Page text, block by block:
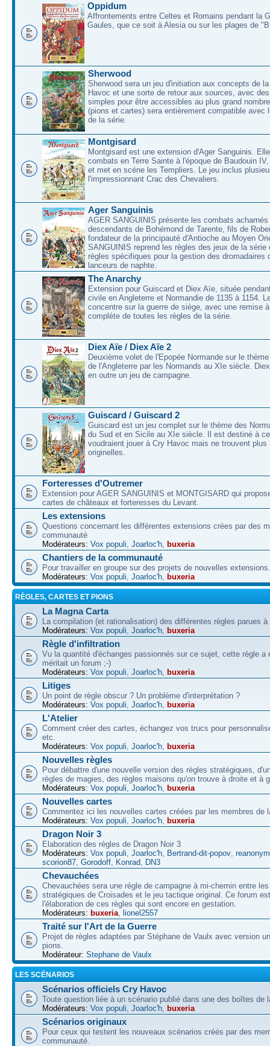
Oppidum
Affrontements entre Celtes et Romains pendant la
Gaules, que ce soit à Alesia ou sur les plages de
Sherwood
Sherwood sera un jeu d'initiation aux concepts de
Havoc et une sorte de retour aux sources, avec
simples pour être accessibles au plus grand
(pions et cartes) sera entièrement compatible avec
de la série.
Montgisard
Montgisard est une extension d'Ager Sanguinis.
combats en Terre Sainte à l'époque de Baudouin
et met en scéne les Templiers. Le jeu inclus
l'impressionnant Crac des Chevaliers.
Ager Sanguinis
AGER SANGUINIS présente les combats acharnés
descendants de Bohémond de Tarente, fils de
fondateur de la principauté d'Antioche au Moyen
SANGUINIS reprend les règles des jeux de la série
règles spécifiques pour la gestion des dromadaires
lanceurs de naphte.
The Anarchy
Extension pour Guiscard et Diex Aïe, située
civile en Angleterre et Normandie de 1135 à 1154.
concentre sur la guerre de siège, avec une remise
complète de toutes les règles de la série.
Diex Aïe / Diex Aïe 2
Deuxième volet de l'Epopée Normande sur le
de l'Angleterre par les Normands au XIe siècle.
en outre un jeu de campagne.
Guiscard / Guiscard 2
Guiscard est un jeu complet sur le thème des
du Sud et en Sicile au XIe siècle. Il est destiné à
voudraient jouer à Cry Havoc mais ne trouvent
originelles.
Forteresses d'Outremer
Extension pour AGER SANGUINIS et MONTGISARD qui
cartes de châteaux et forteresses du Levant.
Les extensions
Questions concernant les différentes extensions crées par des
communauté
Modérateurs: Vox populi, Joarloc'h, buxeria
Chantiers de la communauté
Pour travailler en groupe sur des projets de nouvelles extensions.
Modérateurs: Vox populi, Joarloc'h, buxeria
RÈGLES, CARTES ET PIONS
La Magna Carta
La compilation (et rationalisation) des différentes règles parues à
Modérateurs: Vox populi, Joarloc'h, buxeria
Règle d'infiltration
Vu la quantité d'échanges passionnés sur ce sujet, cette règle a
méritait un forum ;-)
Modérateurs: Vox populi, Joarloc'h, buxeria
Litiges
Un point de règle obscur ? Un problème d'interprétation ?
Modérateurs: Vox populi, Joarloc'h, buxeria
L'Atelier
Comment créer des cartes, échangez vos trucs pour
etc.
Modérateurs: Vox populi, Joarloc'h, buxeria
Nouvelles règles
Pour débattre d'une nouvelle version des règles stratégiques,
règles de magies, des règles maisons qu'on trouve à droite et à
Modérateurs: Vox populi, Joarloc'h, buxeria
Nouvelles cartes
Commentez ici les nouvelles cartes créées par les membres de
Modérateurs: Vox populi, Joarloc'h, buxeria
Dragon Noir 3
Elaboration des règles de Dragon Noir 3
Modérateurs: Vox populi, Joarloc'h, Bertrand-dit-popov,
scorion87, Gorodoff, Konrad, DN3
Chevauchées
Chevauchées sera une règle de campagne à mi-chemin entre
stratégiques de Croisades et le jeu tactique original. Ce forum
l'élaboration de ces règles qui sont encore en gestation.
Modérateurs: buxeria, lionel2557
Traité sur l'Art de la Guerre
Projet de règles adaptées par Stéphane de Vaulx avec version
pions.
Modérateur: Stephane de Vaulx
LES SCÉNARIOS
Scénarios officiels Cry Havoc
Toute question liée à un scénario publié dans une des boîtes de
Modérateurs: Vox populi, Joarloc'h, buxeria
Scénarios originaux
Pour ceux qui testent les nouveaux scénarios créés par des
communauté.